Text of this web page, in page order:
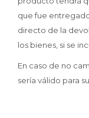
que fue
directo de la
los bienes, si se
En caso de no
sería válido para